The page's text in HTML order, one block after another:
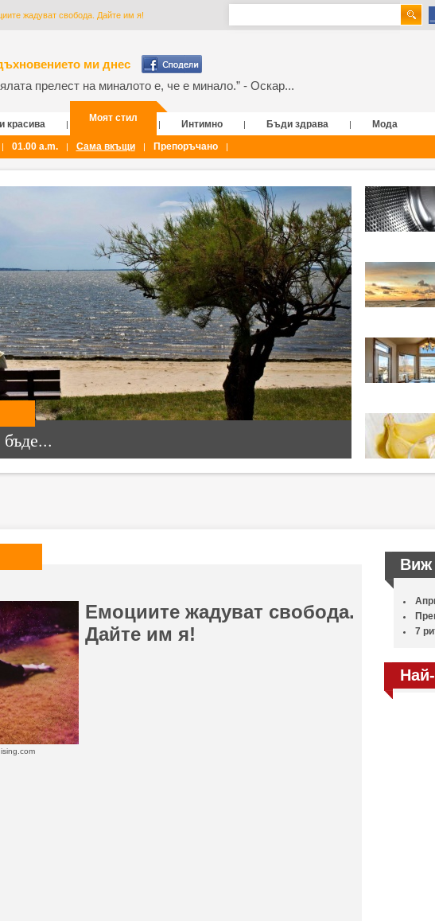
жадуват свобода. Дайте им я!
ми днес
прелест на миналото е, че е минало.” - Оскар...
красива |
Моят стил
| Интимно | Бъди здрава |
Мода
| 01.00 a.m. | Сама вкъщи | Препоръчано |
Емоциите жадуват свобода.
Дайте им я!
7